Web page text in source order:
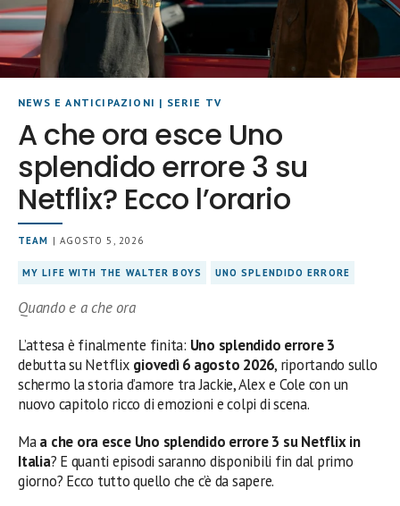
NEWS E ANTICIPAZIONI | SERIE TV
A che ora esce Uno
splendido errore 3 su
Netflix? Ecco l’orario
TEAM | AGOSTO 5, 2026
MY LIFE WITH THE WALTER BOYS UNO SPLENDIDO ERRORE
Quando e a che ora
L’attesa è finalmente finita: Uno splendido errore 3
debutta su Netflix giovedì 6 agosto 2026, riportando sullo
schermo la storia d’amore tra Jackie, Alex e Cole con un
nuovo capitolo ricco di emozioni e colpi di scena.
Maa che ora esce Uno splendido errore 3 su Netflix in
Italia? E quanti episodi saranno disponibili fin dal primo
giorno? Ecco tutto quello che c’è da sapere.